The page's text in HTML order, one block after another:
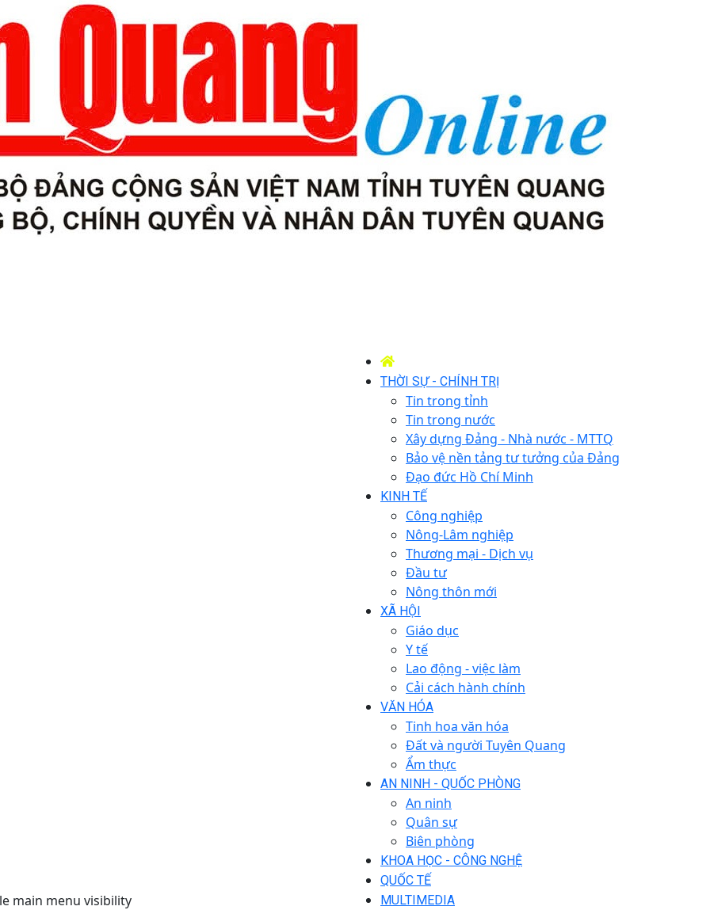
main menu visibility
THỜI SỰ - CHÍNH TRỊ
Tin trong tỉnh
Tin trong nước
Xây dựng Đảng - Nhà nước - MTTQ
Bảo vệ nền tảng tư tưởng của Đảng
Đạo đức Hồ Chí Minh
KINH TẾ
Công nghiệp
Nông-Lâm nghiệp
Thương mại - Dịch vụ
Đầu tư
Nông thôn mới
XÃ HỘI
Giáo dục
Y tế
Lao động - việc làm
Cải cách hành chính
VĂN HÓA
Tinh hoa văn hóa
Đất và người Tuyên Quang
Ẩm thực
AN NINH - QUỐC PHÒNG
An ninh
Quân sự
Biên phòng
KHOA HỌC - CÔNG NGHỆ
QUỐC TẾ
MULTIMEDIA